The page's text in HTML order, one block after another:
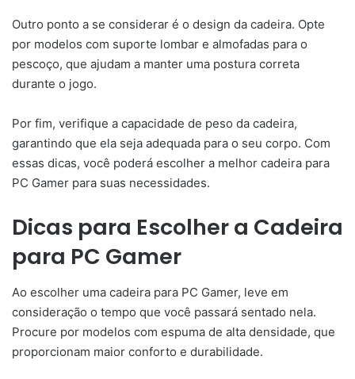
Outro ponto a se considerar é o design da cadeira. Opte
por modelos com suporte lombar e almofadas para o
pescoço, que ajudam a manter uma postura correta
durante o jogo.
Por fim, verifique a capacidade de peso da cadeira,
garantindo que ela seja adequada para o seu corpo. Com
essas dicas, você poderá escolher a melhor cadeira para
PC Gamer para suas necessidades.
Dicas para Escolher a Cadeira
para PC Gamer
Ao escolher uma cadeira para PC Gamer, leve em
consideração o tempo que você passará sentado nela.
Procure por modelos com espuma de alta densidade, que
proporcionam maior conforto e durabilidade.